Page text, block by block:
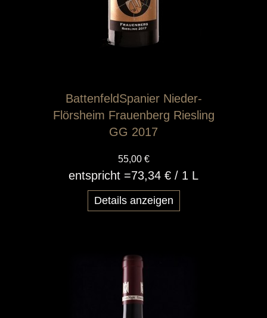
BattenfeldSpanier Nieder-
Flörsheim Frauenberg Riesling
GG 2017
55,00 €
entspricht =73,34 € / 1 L
Details anzeigen